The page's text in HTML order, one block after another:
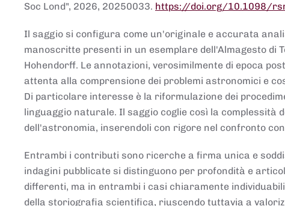
Soc Lond", 2026, 20250033. https://doi.org/10.1098/
Il saggio si configura come un'originale e accurata
manoscritte presenti in un esemplare dell'Almagesto di
Hohendorff. Le annotazioni, verosimilmente di epoca
attenta alla comprensione dei problemi astronomici e
Di particolare interesse è la riformulazione dei
linguaggio naturale. Il saggio coglie così la complessità
dell'astronomia, inserendoli con rigore nel confronto
Entrambi i contributi sono ricerche a firma unica e
indagini pubblicate si distinguono per profondità e
differenti, ma in entrambi i casi chiaramente
della storiografia scientifica, riuscendo tuttavia a